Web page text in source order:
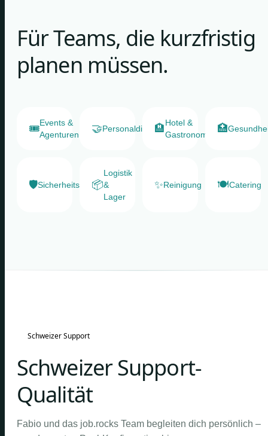
Für Teams, die kurzfristig
planen müssen.
🎟️Events &
Agenturen
🤝Personaldienstleister
🏨Hotel &
Gastronomie
🏥
🛡️Sicherheitsdienste
📦
Logistik
&
Lager
✨Reinigung 🍽️Catering
Schweizer Support
Schweizer Support-
Qualität
Fabio und das job.rocks Team begleiten dich persönlich –